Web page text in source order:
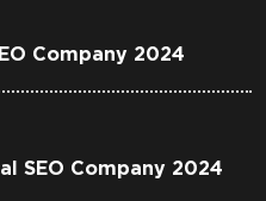
Company 2024
SEO Company 2024